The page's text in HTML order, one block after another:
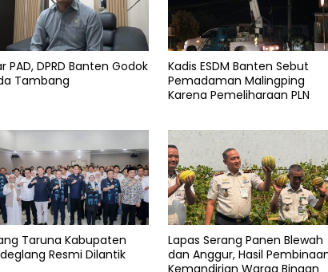
PAD, DPRD Banten Godok
Tambang
Kadis ESDM Banten Sebut
Pemadaman Malingping
Karena Pemeliharaan PLN
Taruna Kabupaten
Resmi Dilantik
Lapas Serang Panen Blewah
dan Anggur, Hasil